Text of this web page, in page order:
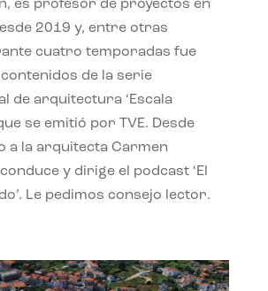
es profesor de proyectos en
2019 y, entre otras
cuatro temporadas fue
de la serie
de arquitectura ‘Escala
se emitió por TVE. Desde
a la arquitecta Carmen
y dirige el podcast ‘El
Le pedimos consejo lector.